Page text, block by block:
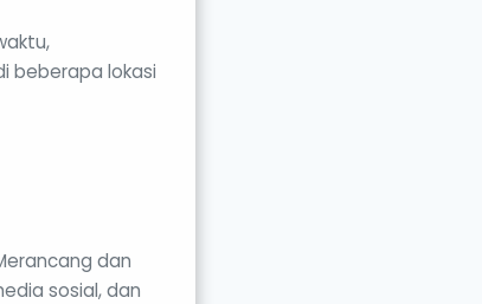
beberapa lokasi
dan
sosial, dan